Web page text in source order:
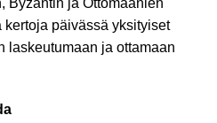
Byzantin ja Ottomaanien
päivässä yksityiset
laskeutumaan ja ottamaan